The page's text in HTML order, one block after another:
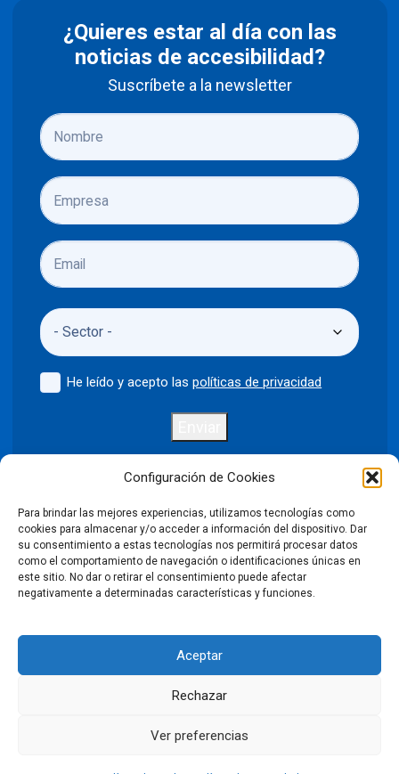
Configuración de Cookies
Para brindar las mejores experiencias, utilizamos tecnologías como
cookies para almacenar y/o acceder a información del dispositivo. Dar
su consentimiento a estas tecnologías nos permitirá procesar datos
como el comportamiento de navegación o identificaciones únicas en
este sitio. No dar o retirar el consentimiento puede afectar
negativamente a determinadas características y funciones.
Aceptar
Rechazar
Ver preferencias
¿Quieres estar al día con las
noticias de accesibilidad?
Suscríbete a la newsletter
He leído y acepto laspolíticas de privacidad
Política de privacidad Aviso legal
Política de cookies
Declaración de accesibilidad
©2026 Puntodis. Todos los derechos reservados. Prohibida la